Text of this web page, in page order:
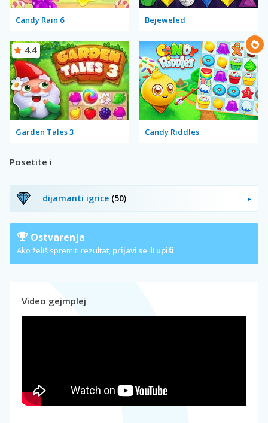
Candy Rain 6 Bejeweled
Garden Tales 3
4.4
Candy Riddles
Posetite i
dijamanti igrice (50)
Ostvarenja
Ako želiš spremiti rezultat, prijavi se ili upiši.
Video gejmplej